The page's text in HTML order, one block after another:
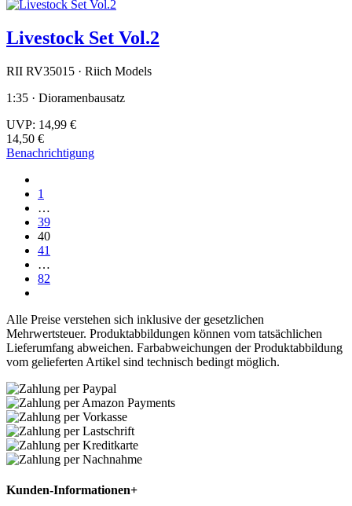
Livestock Set Vol.2
RII RV35015 · Riich Models
1:35 · Dioramenbausatz
UVP: 14,99 €
14,50 €
Benachrichtigung
1
…
39
40
41
…
82
Alle Preise verstehen sich inklusive der gesetzlichen
Mehrwertsteuer. Produktabbildungen können vom tatsächlichen
Lieferumfang abweichen. Farbabweichungen der Produktabbildung
vom gelieferten Artikel sind technisch bedingt möglich.
Kunden-Informationen+